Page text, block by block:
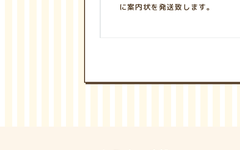
に案内状を発送致します。